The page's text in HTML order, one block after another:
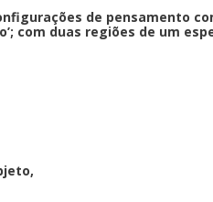
de pensamento
com duas regiões de um